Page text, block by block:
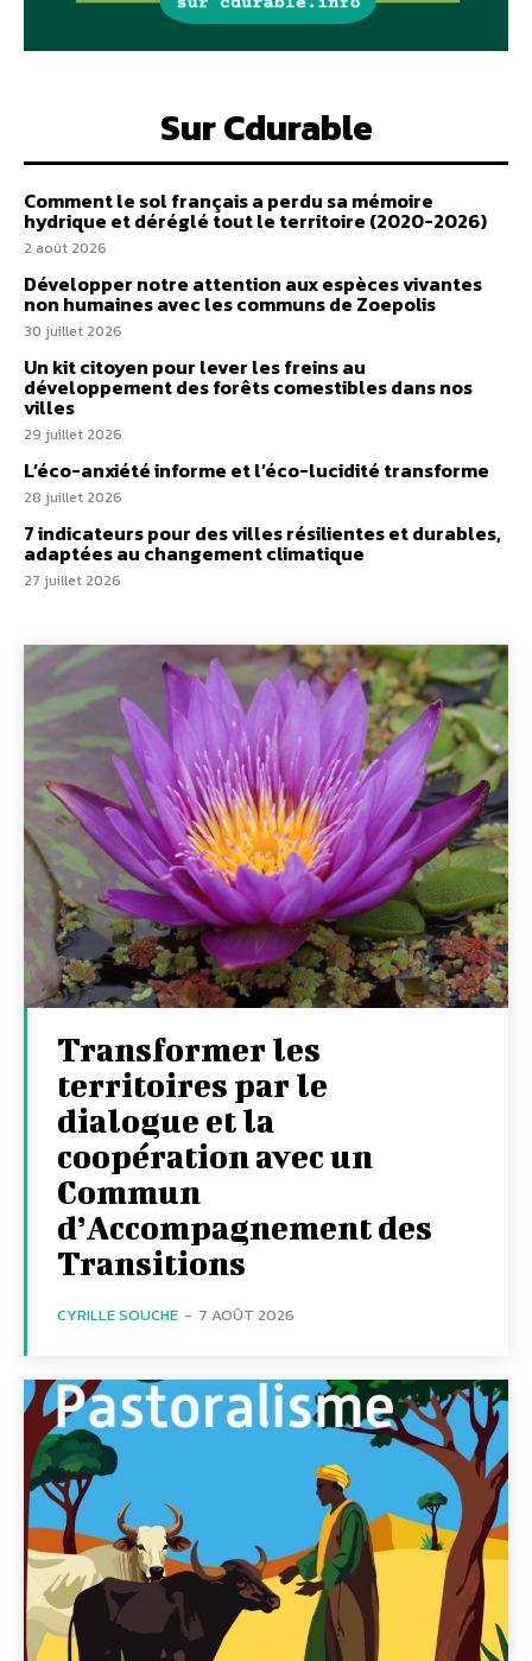
Sur Cdurable
Comment le sol français a perdu sa mémoire
hydrique et déréglé tout le territoire (2020-2026)
2 août 2026
Développer notre attention aux espèces vivantes
non humaines avec les communs de Zoepolis
30 juillet 2026
Un kit citoyen pour lever les freins au
développement des forêts comestibles dans nos
villes
29 juillet 2026
L’éco-anxiété informe et l’éco-lucidité transforme
28 juillet 2026
7 indicateurs pour des villes résilientes et durables,
adaptées au changement climatique
27 juillet 2026
Transformer les
territoires par le
dialogue et la
coopération avec un
Commun
d’Accompagnement des
Transitions
CYRILLE SOUCHE - 7 AOÛT 2026